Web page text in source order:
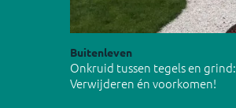
Buitenleven
Onkruid tussen tegels en grind:
Verwijderen én voorkomen!